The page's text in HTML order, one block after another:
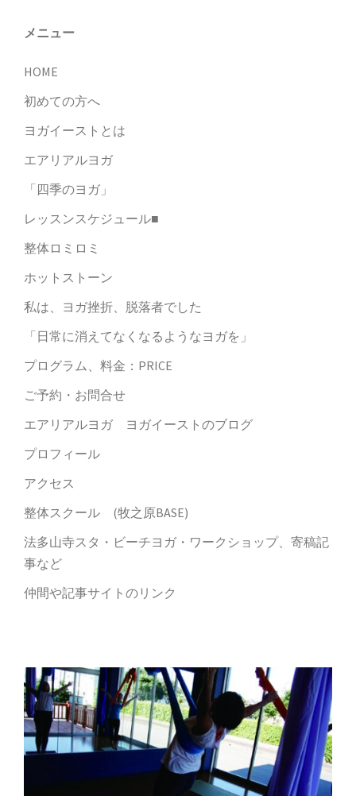
ン
メニュー
HOME
初めての方へ
ヨガイーストとは
エアリアルヨガ
「四季のヨガ」
レッスンスケジュール■
整体ロミロミ
ホットストーン
私は、ヨガ挫折、脱落者でした
「日常に消えてなくなるようなヨガを」
プログラム、料金：PRICE
ご予約・お問合せ
エアリアルヨガ ヨガイーストのブログ
プロフィール
アクセス
整体スクール (牧之原BASE)
法多山寺スタ・ビーチヨガ・ワークショップ、寄稿記
事など
仲間や記事サイトのリンク